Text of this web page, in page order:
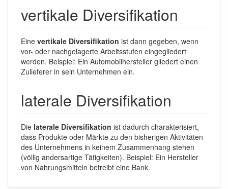
vertikale Diversifikation
Eine vertikale Diversifikation ist dann gegeben, wenn
vor- oder nachgelagerte Arbeitsstufen eingegliedert
werden. Beispiel: Ein Automobilhersteller gliedert einen
Zulieferer in sein Unternehmen ein.
laterale Diversifikation
Die laterale Diversifikation ist dadurch charakterisiert,
dass Produkte oder Märkte zu den bisherigen Aktivitäten
des Unternehmens in keinem Zusammenhang stehen
(völlig andersartige Tätigkeiten). Beispiel: Ein Hersteller
von Nahrungsmitteln betreibt eine Bank.